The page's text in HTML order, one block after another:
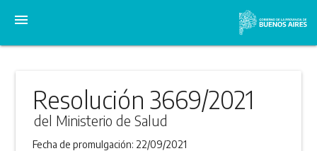
menu
Resolución 3669/2021
del Ministerio de Salud
Fecha de promulgación: 22/09/2021